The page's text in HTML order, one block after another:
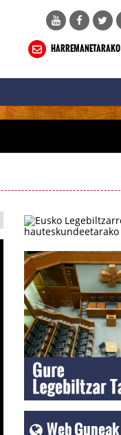
HARREMANETARAKO
Web Guneak